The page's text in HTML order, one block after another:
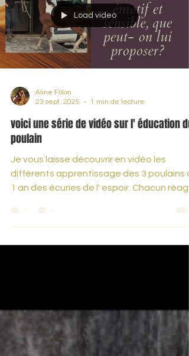
Load video
Aline Fillon
23 sept. 2025
1 min de lecture
voici une série de vidéo sur l' éducation du
poulain
Je vous laisse découvrir en vidéo les
différents apprentissage des 3 poulains
1 an des écuries de l' espoir. Chacun réagit